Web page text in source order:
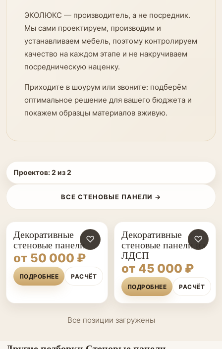
ЭКОЛЮКС — производитель, а не посредник.
Мы сами проектируем, производим и
устанавливаем мебель, поэтому контролируем
качество на каждом этапе и не накручиваем
посредническую наценку.
Приходите в шоурум или звоните: подберём
оптимальное решение для вашего бюджета и
покажем образцы материалов вживую.
Проектов:2 из2
ВСЕ СТЕНОВЫЕ ПАНЕЛИ →
♡
Декоративные
стеновые панели
от 50 000 ₽
ПОДРОБНЕЕ РАСЧЁТ
♡
Декоративные
стеновые панели из
ЛДСП
от 45 000 ₽
ПОДРОБНЕЕ РАСЧЁТ
Все позиции загружены